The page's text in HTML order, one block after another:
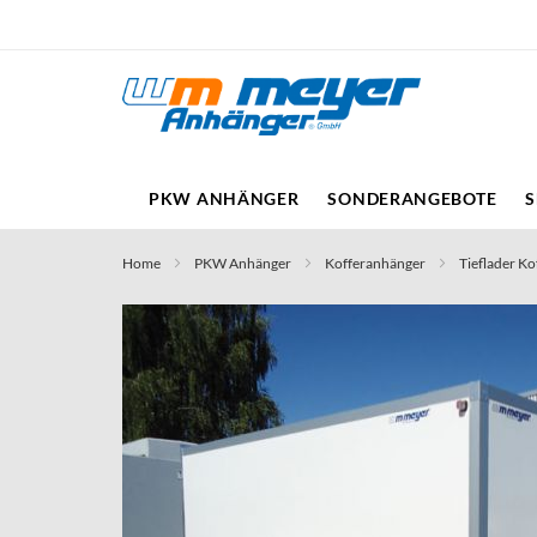
Inhalt
PKW ANHÄNGER SONDERANGEBOTE
Home PKW Anhänger Kofferanhänger Tieflader
Skip
the
end
of
the
images